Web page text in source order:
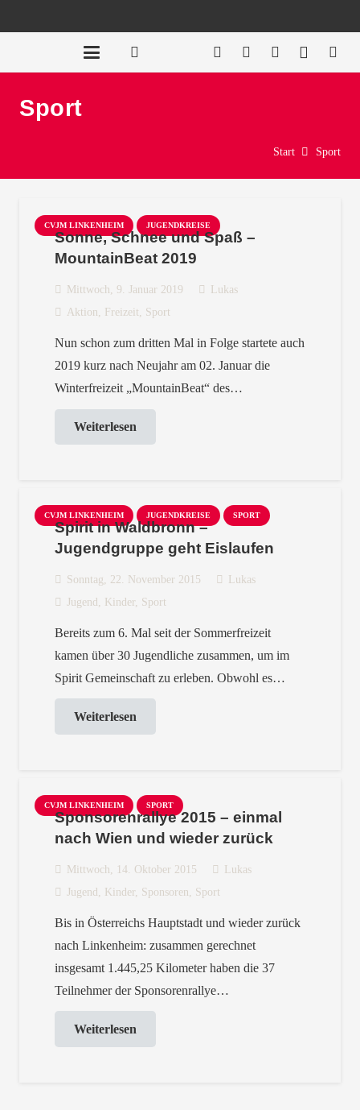
Sport
Start Sport
CVJM LINKENHEIM JUGENDKREISE
Sonne, Schnee und Spaß –
MountainBeat 2019
Mittwoch, 9. Januar 2019
Lukas
Aktion
Freizeit Sport
Nun schon zum dritten Mal in Folge startete auch
2019 kurz nach Neujahr am 02. Januar die
Winterfreizeit „MountainBeat“ des…
Weiterlesen
CVJM LINKENHEIM JUGENDKREISE SPORT
Spirit in Waldbronn –
Jugendgruppe geht Eislaufen
Sonntag, 22. November 2015
Lukas
Jugend
Kinder, Sport
Bereits zum 6. Mal seit der Sommerfreizeit
kamen über 30 Jugendliche zusammen, um im
Spirit Gemeinschaft zu erleben. Obwohl es…
Weiterlesen
CVJM LINKENHEIM SPORT
Sponsorenrallye 2015 – einmal
nach Wien und wieder zurück
Mittwoch, 14. Oktober 2015
Lukas
Jugend
Kinder, Sponsoren Sport
Bis in Österreichs Hauptstadt und wieder zurück
nach Linkenheim: zusammen gerechnet
insgesamt 1.445,25 Kilometer haben die 37
Teilnehmer der Sponsorenrallye…
Weiterlesen